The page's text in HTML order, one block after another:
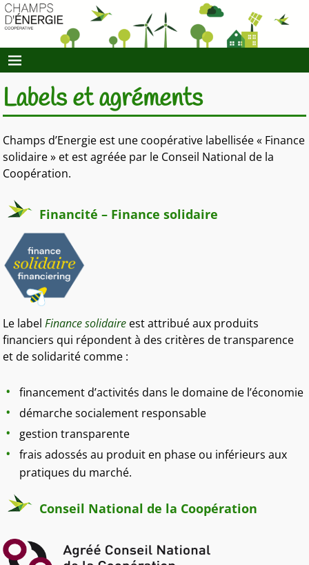
Labels et agréments
Champs d’Energie est une coopérative labellisée « Finance
solidaire » et est agréée par le Conseil National de la
Coopération.
Financité – Finance solidaire
Le labelFinance solidaire est attribué aux produits
financiers qui répondent à des critères de transparence
et de solidarité comme :
financement d’activités dans le domaine de l’économie
démarche socialement responsable
gestion transparente
frais adossés au produit en phase ou inférieurs aux
pratiques du marché.
Conseil National de la Coopération